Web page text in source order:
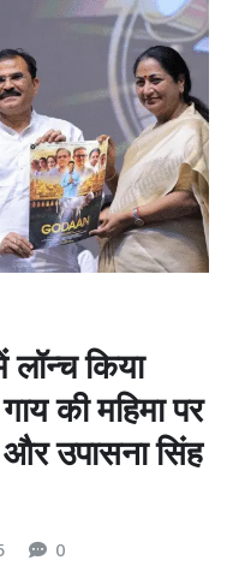
लॉन्च किया
की महिमा पर
उपासना सिंह
0